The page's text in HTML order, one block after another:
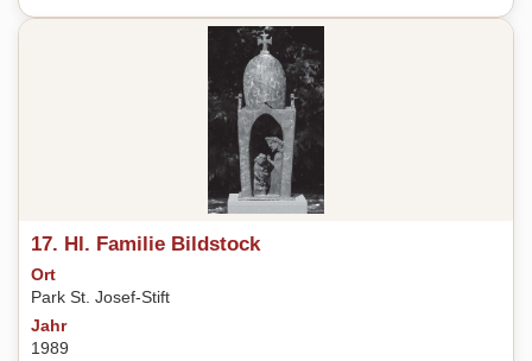
17. Hl. Familie Bildstock
Ort
Park St. Josef-Stift
Jahr
1989